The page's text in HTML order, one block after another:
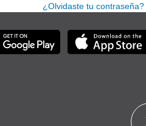
¿Olvidaste tu contraseña?